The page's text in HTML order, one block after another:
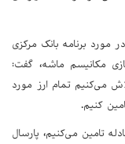
برنامه بانک مرکزی
مکانیسم ماشه، گفت:
می‌کنیم تمام ارز مورد
کنیم.
تامین می‌کنیم، پارسال